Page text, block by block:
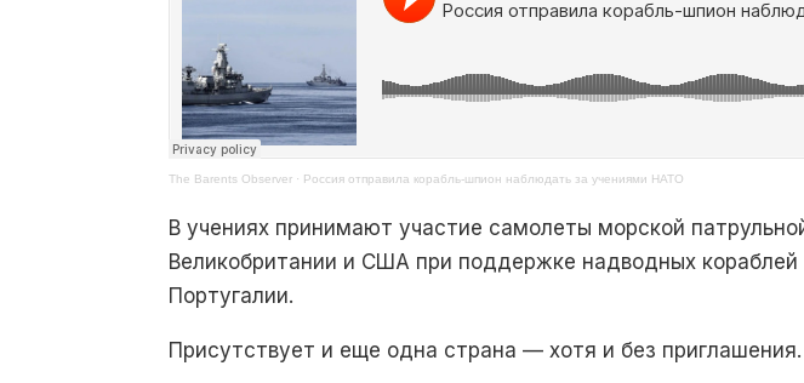
The Barents Observer · Россия отправила корабль-шпион наблюдать за учениями НАТО
В учениях принимают участие самолеты морской
Великобритании и США при поддержке надводных
Португалии.
Присутствует и еще одна страна — хотя и без приглашения.